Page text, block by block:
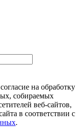
на обработку
собираемых
веб-сайтов,
в соответствии с
.